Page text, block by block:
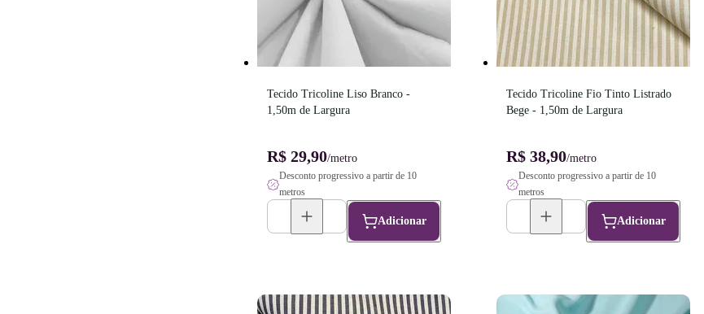
Tecido Tricoline Liso Branco -
1,50m de Largura
R$ 29,90/metro
Desconto progressivo a partir de 10
metros
Adicionar
Tecido Tricoline Fio Tinto Listrado
Bege - 1,50m de Largura
R$ 38,90/metro
Desconto progressivo a partir de 10
metros
Adicionar